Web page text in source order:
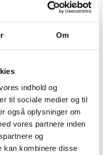
Om
indhold og
til sociale medier og til
også oplysninger om
vores partnere inden
og
kan kombinere disse